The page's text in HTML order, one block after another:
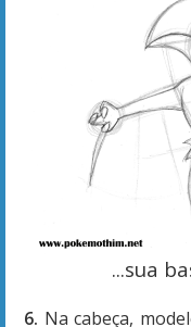
...sua
6. Na cabeça,